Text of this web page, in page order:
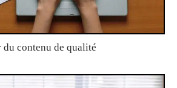
contenu de qualité